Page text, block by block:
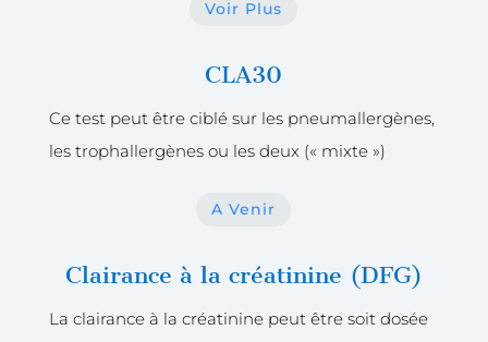
Voir Plus
CLA30
Ce test peut être ciblé sur les pneumallergènes,
les trophallergènes ou les deux (« mixte »)
A Venir
Clairance à la créatinine (DFG)
La clairance à la créatinine peut être soit dosée